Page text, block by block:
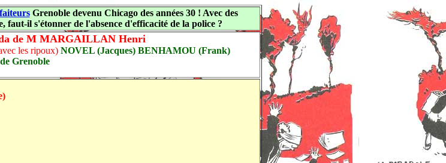
Grenoble devenu Chicago des années 30 ! Avec des
il s'étonner de l'absence d'efficacité de la police ?
de M MARGAILLAN Henri
les ripoux) NOVEL (Jacques) BENHAMOU (Frank)
Grenoble